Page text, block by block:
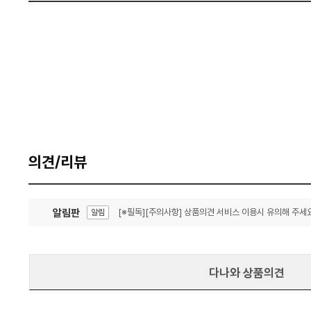
의견/리뷰
알림판 알림 [※필독][주의사항] 상품의견 서비스 이용시 유의해 주세
다나와 상품의견